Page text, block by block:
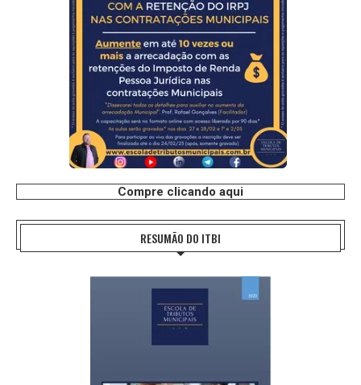
Compre clicando aqui
RESUMÃO DO ITBI